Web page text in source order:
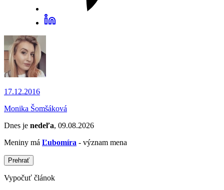
17.12.2016
Monika Šomšáková
Dnes je nedeľa, 09.08.2026
Meniny má Ľubomíra - význam mena
Prehrať
Vypočuť článok